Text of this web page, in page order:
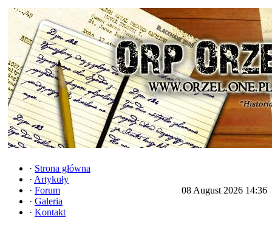
· Strona główna
· Artykuły
· Forum
· Galeria
· Kontakt
08 August 2026 14:36